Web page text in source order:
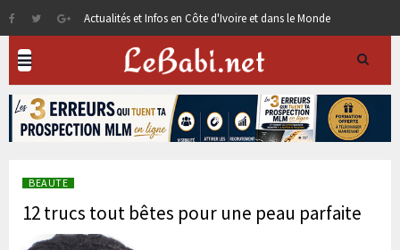
Actualités et Infos en Côte d'Ivoire et dans le Monde
BEAUTE
12 trucs tout bêtes pour une peau parfaite